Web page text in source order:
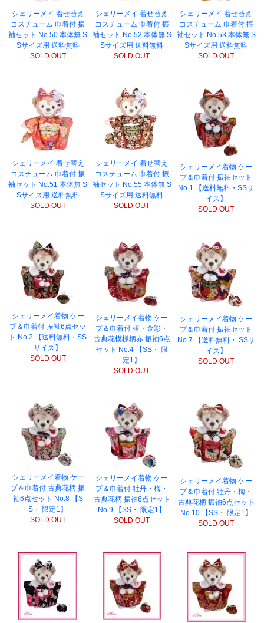
シェリーメイ 着せ替え
コスチューム 巾着付 振
袖セット No.50 本体無 S
Sサイズ用 送料無料
SOLD OUT
シェリーメイ 着せ替え
コスチューム 巾着付 振
袖セット No.52 本体無 S
Sサイズ用 送料無料
SOLD OUT
シェリーメイ 着せ替え
コスチューム 巾着付 振
袖セット No.53 本体無 S
Sサイズ用 送料無料
SOLD OUT
シェリーメイ 着せ替え
コスチューム 巾着付 振
袖セット No.51 本体無 S
Sサイズ用 送料無料
SOLD OUT
シェリーメイ 着せ替え
コスチューム 巾着付 振
袖セット No.55 本体無 S
Sサイズ用 送料無料
SOLD OUT
シェリーメイ着物 ケー
プ＆巾着付 振袖セット
No.1 【送料無料・SSサ
イズ】
SOLD OUT
シェリーメイ着物 ケー
プ＆巾着付 振袖6点セッ
ト No.2 【送料無料・SS
サイズ】
SOLD OUT
シェリーメイ着物 ケー
プ＆巾着付 椿・金彩・
古典花模様柄赤 振袖6点
セット No.4 【SS・ 限
定1】
SOLD OUT
シェリーメイ着物 ケー
プ＆巾着付 振袖セット
No.7 【送料無料・ SSサ
イズ】
SOLD OUT
シェリーメイ着物 ケー
プ＆巾着付 古典花柄 振
袖6点セット No.8 【S
S・ 限定1】
SOLD OUT
シェリーメイ着物 ケー
プ＆巾着付 牡丹・梅・
古典花柄 振袖6点セット
No.9 【SS・ 限定1】
SOLD OUT
シェリーメイ着物 ケー
プ＆巾着付 牡丹・梅・
古典花柄 振袖6点セット
No.10 【SS・ 限定1】
SOLD OUT